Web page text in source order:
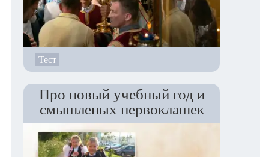
Тест
Про новый учебный год и
смышленых первоклашек